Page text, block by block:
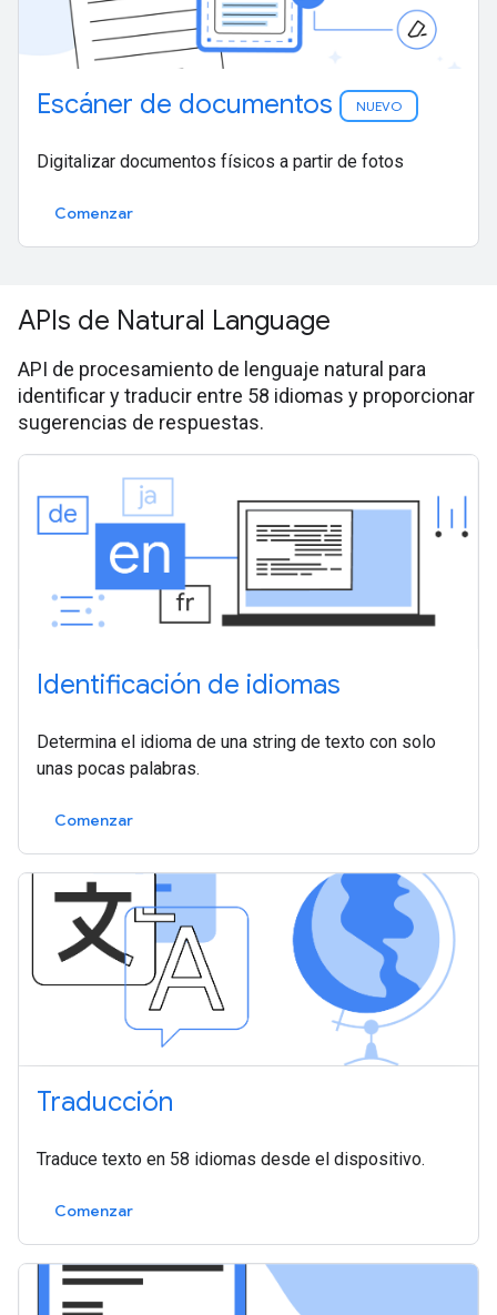
Escáner de documentos NUEVO
Digitalizar documentos físicos a partir de fotos
Comenzar
APIs de Natural Language
API de procesamiento de lenguaje natural para
identificar y traducir entre 58 idiomas y proporcionar
sugerencias de respuestas.
Identificación de idiomas
Determina el idioma de una string de texto con solo
unas pocas palabras.
Comenzar
Traducción
Traduce texto en 58 idiomas desde el dispositivo.
Comenzar